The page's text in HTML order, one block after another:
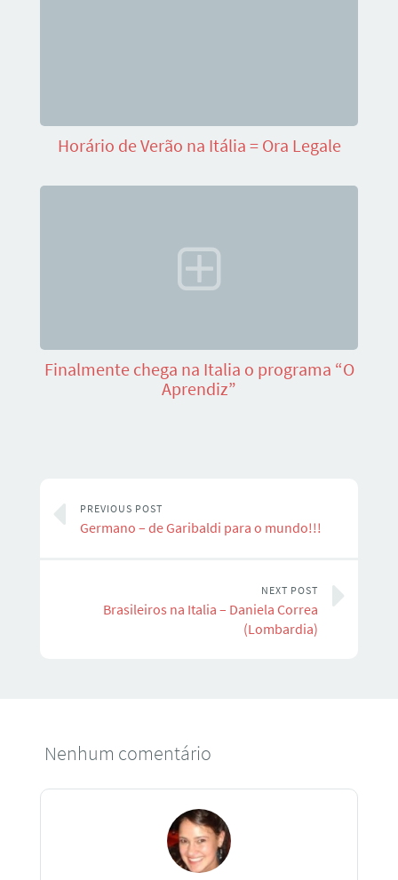
Horário de Verão na Itália = Ora Legale
Finalmente chega na Italia o programa “O
Aprendiz”
PREVIOUS POST
Germano – de Garibaldi para o mundo!!!
NEXT POST
Brasileiros na Italia – Daniela Correa
(Lombardia)
Nenhum comentário